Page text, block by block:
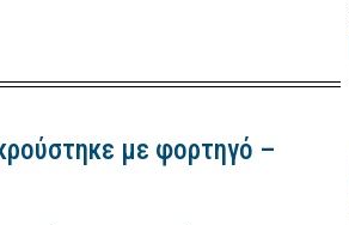
με φορτηγό –